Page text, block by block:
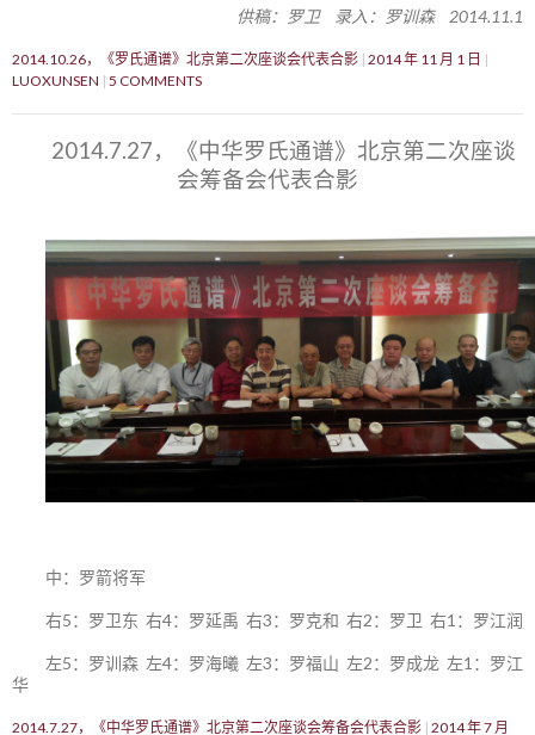
供稿：罗卫 录入：罗训森 2014.11.1
2014.10.26，《罗氏通谱》北京第二次座谈会代表合影 2014 年 11 月 1 日
LUOXUNSEN 5 COMMENTS
2014.7.27，《中华罗氏通谱》北京第二次座谈
会筹备会代表合影
中：罗箭将军
右5：罗卫东 右4：罗延禹 右3：罗克和 右2：罗卫 右1：罗江润
左5：罗训森 左4：罗海曦 左3：罗福山 左2：罗成龙 左1：罗江
华
2014.7.27，《中华罗氏通谱》北京第二次座谈会筹备会代表合影 2014 年 7 月